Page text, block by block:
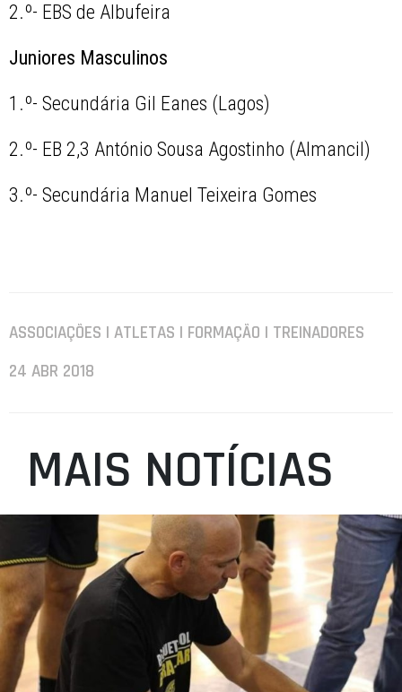
2.º- EBS de Albufeira
Juniores Masculinos
1.º- Secundária Gil Eanes (Lagos)
2.º- EB 2,3 António Sousa Agostinho (Almancil)
3.º- Secundária Manuel Teixeira Gomes
ASSOCIAÇÕES | ATLETAS | FORMAÇÃO | TREINADORES
24 ABR 2018
MAIS NOTÍCIAS